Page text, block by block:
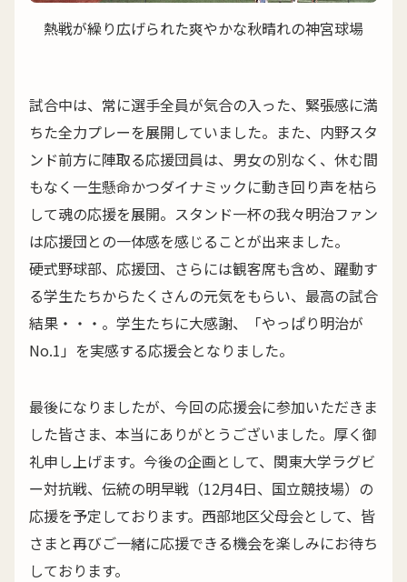
熱戦が繰り広げられた爽やかな秋晴れの神宮球場
試合中は、常に選手全員が気合の入った、緊張感に満
ちた全力プレーを展開していました。また、内野スタ
ンド前方に陣取る応援団員は、男女の別なく、休む間
もなく一生懸命かつダイナミックに動き回り声を枯ら
して魂の応援を展開。スタンド一杯の我々明治ファン
は応援団との一体感を感じることが出来ました。
硬式野球部、応援団、さらには観客席も含め、躍動す
る学生たちからたくさんの元気をもらい、最高の試合
結果・・・。学生たちに大感謝、「やっぱり明治が
No.1」を実感する応援会となりました。
最後になりましたが、今回の応援会に参加いただきま
した皆さま、本当にありがとうございました。厚く御
礼申し上げます。今後の企画として、関東大学ラグビ
ー対抗戦、伝統の明早戦（12月4日、国立競技場）の
応援を予定しております。西部地区父母会として、皆
さまと再びご一緒に応援できる機会を楽しみにお待ち
しております。